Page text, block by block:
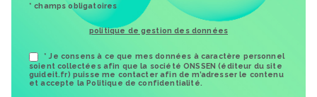
* champs obligatoires
politique de gestion des données
* Je consens à ce que mes données à caractère personnel
soient collectées afin que la société ONSSEN (éditeur du site
guideit.fr) puisse me contacter afin de m’adresser le contenu
et accepte la Politique de confidentialité.